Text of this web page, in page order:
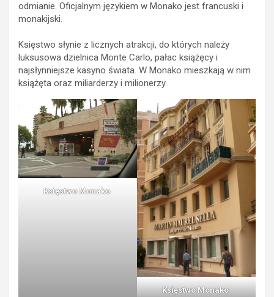
odmianie. Oficjalnym językiem w Monako jest francuski i
monakijski.
Księstwo słynie z licznych atrakcji, do których należy
luksusowa dzielnica Monte Carlo, pałac książęcy i
najsłynniejsze kasyno świata. W Monako mieszkają w nim
książęta oraz miliarderzy i milionerzy.
Księstwo Monako
Księstwo Monako